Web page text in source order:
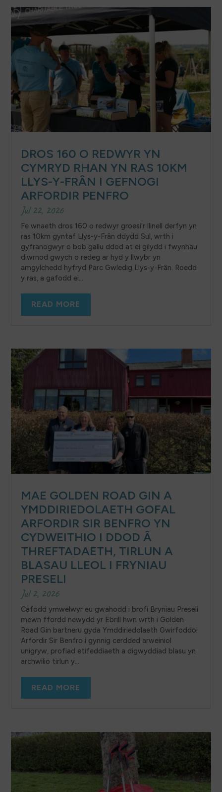
DROS 160 O REDWYR YN
CYMRYD RHAN YN RAS 10KM
LLYS-Y-FRÂN I GEFNOGI
ARFORDIR PENFRO
Jul 22, 2026
Fe wnaeth dros 160 o redwyr groesi’r llinell derfyn yn
ras 10km gyntaf Llys-y-Frân ddydd Sul, wrth i
gyfranogwyr o bob gallu ddod at ei gilydd i fwynhau
diwrnod gwych o redeg ar hyd y llwybr yn
amgylchedd hyfryd Parc Gwledig Llys-y-Frân. Roedd
y ras, a gafodd ei...
READ MORE
MAE GOLDEN ROAD GIN A
YMDDIRIEDOLAETH GOFAL
ARFORDIR SIR BENFRO YN
CYDWEITHIO I DDOD Â
THREFTADAETH, TIRLUN A
BLASAU LLEOL I FRYNIAU
PRESELI
Jul 2, 2026
Cafodd ymwelwyr eu gwahodd i brofi Bryniau Preseli
mewn ffordd newydd yr Ebrill hwn wrth i Golden
Road Gin bartneru gyda Ymddiriedolaeth Gwirfoddol
Arfordir Sir Benfro i gynnig cerdded arweiniol
unigryw, profiad etifeddiaeth a digwyddiad blasu yn
archwilio tirlun y...
READ MORE